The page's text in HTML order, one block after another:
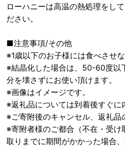
ローハニーは高温の熱処理をし
ださい。
■注意事項/その他
※1歳以下のお子様には食べさせ
※結晶化した場合は、50-60度以
分を壊さずにお使い頂けます。
※画像はイメージです。
※返礼品については到着後すぐに
※ご寄附後のキャンセル、返礼品
※寄附者様のご都合（不在・受
取りまでに期間がかかった場合